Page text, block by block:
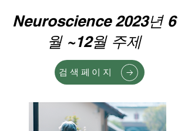
Neuroscience 2023년 6
월 ~12월 주제
검색페이지